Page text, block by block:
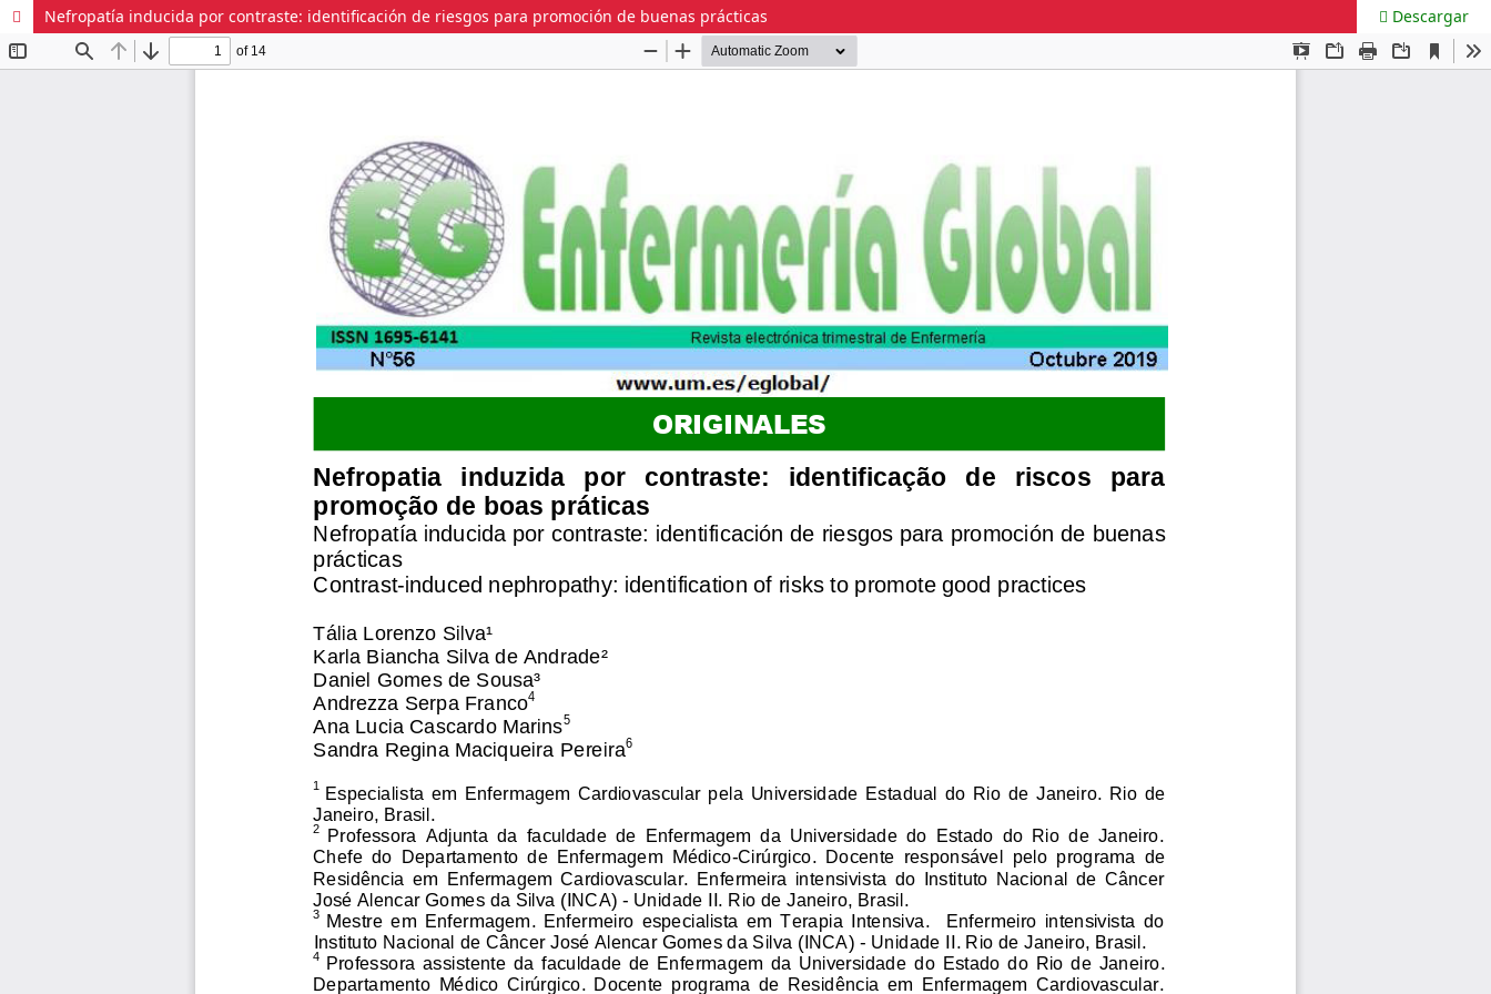
Nefropatía inducida por contraste: identificación de riesgos para promoción de buenas prácticas Descargar